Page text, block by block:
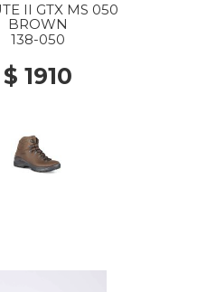
II GTX MS 050
BROWN
138-050
$ 1910